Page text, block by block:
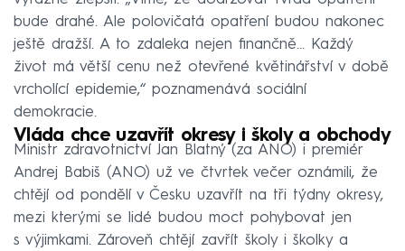
bude drahé. Ale polovičatá opatření budou nakonec
ještě dražší. A to zdaleka nejen finančně… Každý
život má větší cenu než otevřené květinářství v době
vrcholící epidemie,“ poznamenává sociální
demokracie.
Vláda chce uzavřít okresy i školy a obchody
Ministr zdravotnictví Jan Blatný (za ANO) i premiér
Andrej Babiš (ANO) už ve čtvrtek večer oznámili, že
chtějí od pondělí v Česku uzavřít na tři týdny okresy,
mezi kterými se lidé budou moct pohybovat jen
s výjimkami. Zároveň chtějí zavřít školy i školky a